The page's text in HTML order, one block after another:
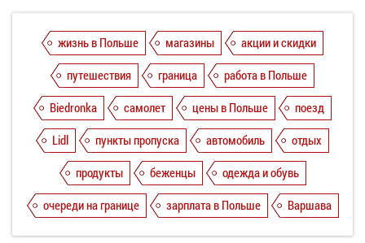
жизнь в Польше магазины
акции и скидки
путешествия
граница
работа в Польше
Biedronka
самолет цены в Польше
поезд
Lidl
пункты пропуска автомобиль
отдых
продукты
беженцы
одежда и обувь
очереди на границе
зарплата в Польше Варшава